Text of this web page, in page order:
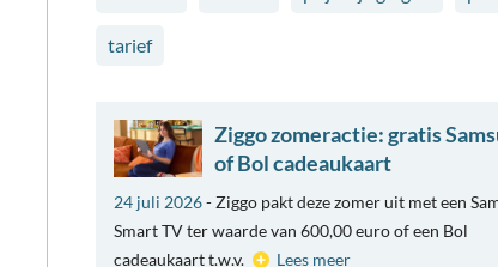
tarief
Ziggo zomeractie: gratis
of Bol cadeaukaart
24 juli 2026- Ziggo pakt deze zomer uit met een
Smart TV ter waarde van 600,00 euro of een Bol
cadeaukaart t.w.v.
Lees meer